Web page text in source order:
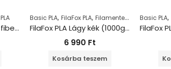
PLA
FilaFox proPLA Carbon fiber (1000g / 1,75mm)
Basic PLA, FilaFox PLA, Filamentek , PLA
FilaFox PLA Lágy kék (1000g / 1,75mm)
6 990 Ft
Kosárba teszem
Basic PLA,